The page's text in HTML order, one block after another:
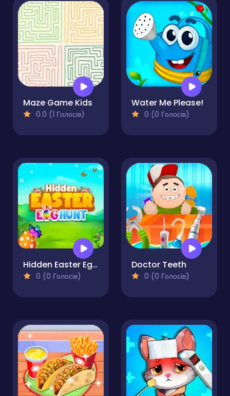
Maze Game Kids
0.0 (1 Голосів)
Water Me Please!
0 (0 Голосів)
Hidden Easter Egg Hunt
0 (0 Голосів)
Doctor Teeth
0 (0 Голосів)